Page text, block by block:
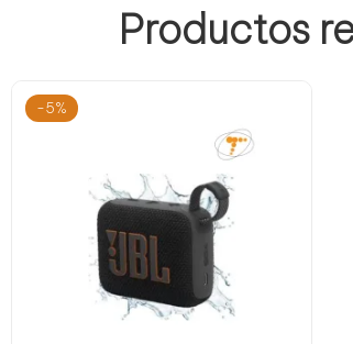
Productos
-5%